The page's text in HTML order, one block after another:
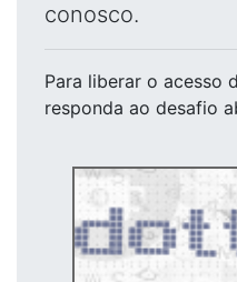
conosco.
Para liberar o acesso
responda ao desafio